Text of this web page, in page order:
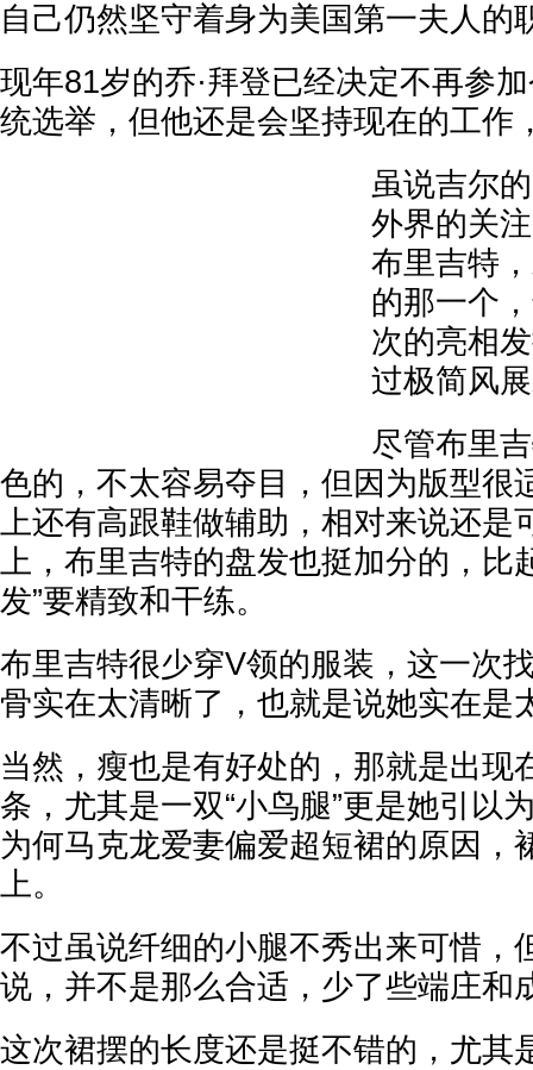
自己仍然坚守着身为美国第一夫人的
现年81岁的乔·拜登已经决定不再参
统选举，但他还是会坚持现在的工作
虽说吉尔
外界的关
布里吉特
的那一个
次的亮相
过极简风
尽管布里
色的，不太容易夺目，但因为版型很
上还有高跟鞋做辅助，相对来说还是
上，布里吉特的盘发也挺加分的，比
发”要精致和干练。
布里吉特很少穿V领的服装，这一次
骨实在太清晰了，也就是说她实在是
当然，瘦也是有好处的，那就是出现
条，尤其是一双“小鸟腿”更是她引以
为何马克龙爱妻偏爱超短裙的原因，
上。
不过虽说纤细的小腿不秀出来可惜，
说，并不是那么合适，少了些端庄和
这次裙摆的长度还是挺不错的，尤其